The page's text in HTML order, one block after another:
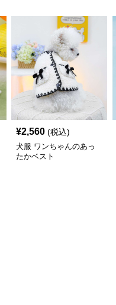
¥2,560 (税込)
犬服 ワンちゃんのあっ
たかベスト